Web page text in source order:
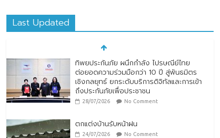
Last Updated
ทิพยประกันภัย ผนึกกำลัง ไปรษณีย์ไทย
ต่อยอดความร่วมมือกว่า 10 ปี สู่พันธมิตร
เชิงกลยุทธ์ ยกระดับบริการดิจิทัลและการเข้า
ถึงประกันภัยเพื่อประชาชน
28/07/2026 No Comment
ตกแต่งบ้านรับหน้าฝน
24/07/2026 No Comment